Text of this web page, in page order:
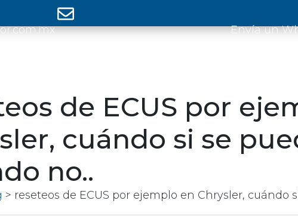
Envía un
de ECUS por
cuándo si se
no..
> reseteos de ECUS por ejemplo en Chrysler, cuándo